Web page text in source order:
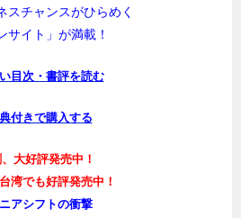
スチャンスがひらめく
サイト」が満載！
目次・書評を読む
付きで購入する
大好評発売中！
湾でも好評発売中！
アシフトの衝撃